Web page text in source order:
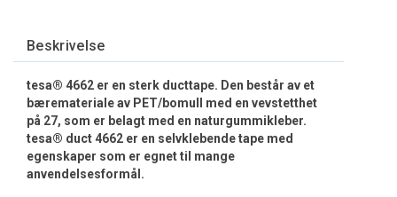
Beskrivelse
tesa® 4662 er en sterk ducttape. Den består av et
bæremateriale av PET/bomull med en vevstetthet
på 27, som er belagt med en naturgummikleber.
tesa® duct 4662 er en selvklebende tape med
egenskaper som er egnet til mange
anvendelsesformål.